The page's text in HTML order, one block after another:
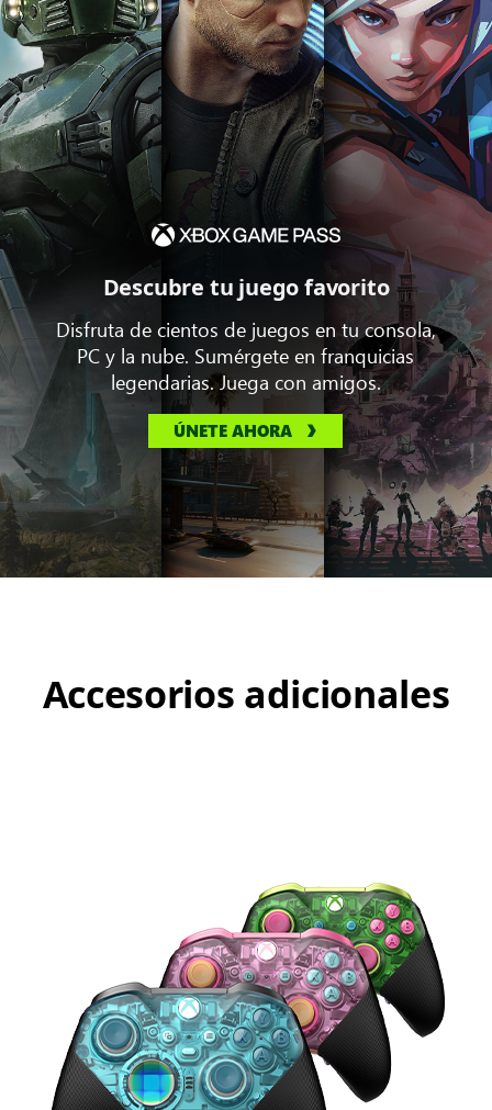
Descubre tu juego favorito
Disfruta de cientos de juegos en tu consola,
PC y la nube. Sumérgete en franquicias
legendarias. Juega con amigos.
ÚNETE AHORA
Accesorios adicionales